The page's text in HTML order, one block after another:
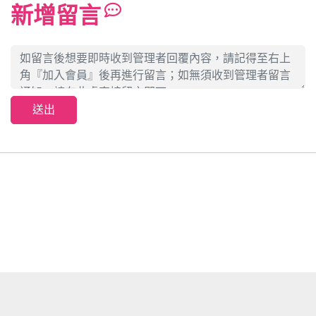
新增留言
送出